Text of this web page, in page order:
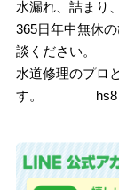
水漏れ、詰まり
365日年中無休
談ください。
水道修理のプロ
す。 hs8